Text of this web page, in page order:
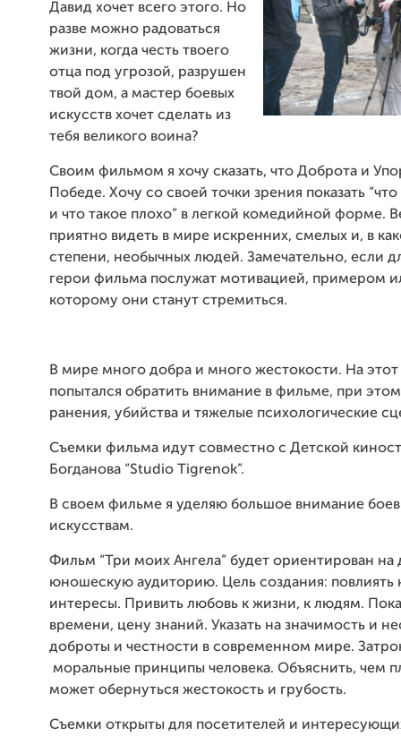
Давид хочет всего этого. Но
разве можно радоваться
жизни, когда честь твоего
отца под угрозой, разрушен
твой дом, а мастер боевых
искусств хочет сделать из
тебя великого воина?
Своим фильмом я хочу сказать, что Доброта и
Победе. Хочу со своей точки зрения показать
и что такое плохо” в легкой комедийной форме.
приятно видеть в мире искренних, смелых и, в
степени, необычных людей. Замечательно, если
герои фильма послужат мотивацией, примером
которому они станут стремиться.
В мире много добра и много жестокости. На этот
попытался обратить внимание в фильме, при
ранения, убийства и тяжелые психологические
Съемки фильма идут совместно с Детской
Богданова “Studio Tigrenok”.
В своем фильме я уделяю большое внимание
искусствам.
Фильм “Три моих Ангела” будет ориентирован на
юношескую аудиторию. Цель создания: повлиять
интересы. Привить любовь к жизни, к людям.
времени, цену знаний. Указать на значимость и
доброты и честности в современном мире.
моральные принципы человека. Объяснить, чем
может обернуться жестокость и грубость.
Съемки открыты для посетителей и